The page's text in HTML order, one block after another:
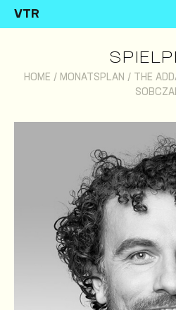
VTR
HOME / MONATSPLAN / THE